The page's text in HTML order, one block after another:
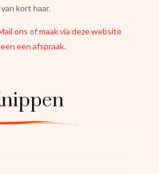
van kort haar.
ons ofmaak via deze website
een afspraak.